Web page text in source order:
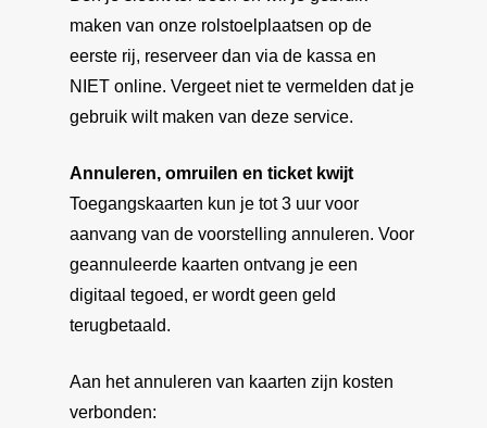
maken van onze rolstoelplaatsen op de
eerste rij, reserveer dan via de kassa en
NIET online. Vergeet niet te vermelden dat je
gebruik wilt maken van deze service.
Annuleren, omruilen en ticket kwijt
Toegangskaarten kun je tot 3 uur voor
aanvang van de voorstelling annuleren. Voor
geannuleerde kaarten ontvang je een
digitaal tegoed, er wordt geen geld
terugbetaald.
Aan het annuleren van kaarten zijn kosten
verbonden: